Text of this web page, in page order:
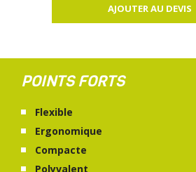
AJOUTER AU DEVIS
POINTS FORTS
Flexible
Ergonomique
Compacte
Polyvalent